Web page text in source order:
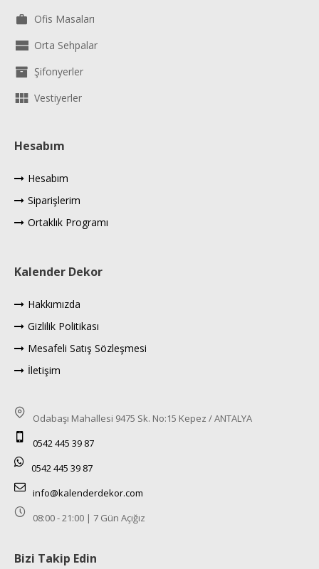
Ofis Masaları
Orta Sehpalar
Şifonyerler
Vestiyerler
Hesabım
Hesabım
Siparişlerim
Ortaklık Programı
Kalender Dekor
Hakkımızda
Gizlilik Politikası
Mesafeli Satış Sözleşmesi
İletişim
Odabaşı Mahallesi 9475 Sk. No:15 Kepez / ANTALYA
0542 445 39 87
0542 445 39 87
info@kalenderdekor.com
08:00 - 21:00 | 7 Gün Açığız
Bizi Takip Edin